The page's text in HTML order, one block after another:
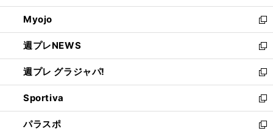
開
く
ウ
で
開
く
ン
ド
ウ
で
開
く
ウ
ィ
ン
ド
ウ
で
開
く
Myojo
新
し
い
ウ
ィ
ン
ド
ウ
で
週プレNEWS
新
し
い
ウ
ィ
ン
ド
週プレ グラジャパ!
新
し
い
ウ
ィ
Sportiva
新
し
い
パラスポ
新